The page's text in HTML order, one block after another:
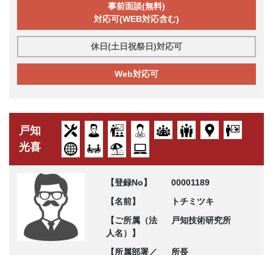
事前面談(無料)
対応可(WEB対応含む)
休日(土日祝祭日)対応可
Web対応可
戸知
光喜
【登録No】
00001189
【名前】
トチミツキ
【ご所属（法
人名）】
戸知技術研究所
【所属部署／ 所長